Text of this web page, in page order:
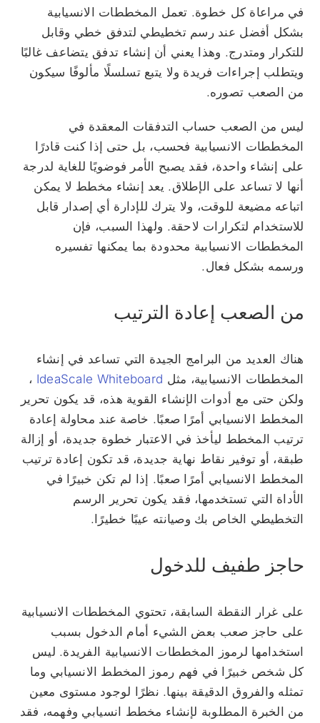
في مراعاة كل خطوة. تعمل المخططات الانسيابية
بشكل أفضل عند رسم تخطيطي لتدفق خطي وقابل
للتكرار ومتدرج. وهذا يعني أن إنشاء تدفق يتضاعف غالبًا
ويتطلب إجراءات فريدة ولا يتبع تسلسلًا مألوفًا سيكون
من الصعب تصوره.
ليس من الصعب حساب التدفقات المعقدة في
المخططات الانسيابية فحسب، بل حتى إذا كنت قادرًا
على إنشاء واحدة، فقد يصبح الأمر فوضويًا للغاية لدرجة
أنها لا تساعد على الإطلاق. يعد إنشاء مخطط لا يمكن
اتباعه مضيعة للوقت، ولا يترك للإدارة أي إصدار قابل
للاستخدام لتكرارات لاحقة. ولهذا السبب، فإن
المخططات الانسيابية محدودة بما يمكنها تفسيره
ورسمه بشكل فعال.
من الصعب إعادة الترتيب
هناك العديد من البرامج الجيدة التي تساعد في إنشاء
المخططات الانسيابية، مثل IdeaScale Whiteboard ،
ولكن حتى مع أدوات الإنشاء القوية هذه، قد يكون تحرير
المخطط الانسيابي أمرًا صعبًا. خاصة عند محاولة إعادة
ترتيب المخطط ليأخذ في الاعتبار خطوة جديدة، أو إزالة
طبقة، أو توفير نقاط نهاية جديدة، قد تكون إعادة ترتيب
المخطط الانسيابي أمرًا صعبًا. إذا لم تكن خبيرًا في
الأداة التي تستخدمها، فقد يكون تحرير الرسم
التخطيطي الخاص بك وصيانته عيبًا خطيرًا.
حاجز طفيف للدخول
على غرار النقطة السابقة، تحتوي المخططات الانسيابية
على حاجز صعب بعض الشيء أمام الدخول بسبب
استخدامها لرموز المخططات الانسيابية الفريدة. ليس
كل شخص خبيرًا في فهم رموز المخطط الانسيابي وما
تمثله والفروق الدقيقة بينها. نظرًا لوجود مستوى معين
من الخبرة المطلوبة لإنشاء مخطط انسيابي وفهمه، فقد